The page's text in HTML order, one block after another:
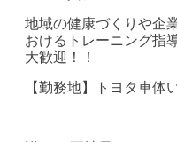
地域の健康づくりや企
おけるトレーニング指
大歓迎！！
【勤務地】トヨタ車